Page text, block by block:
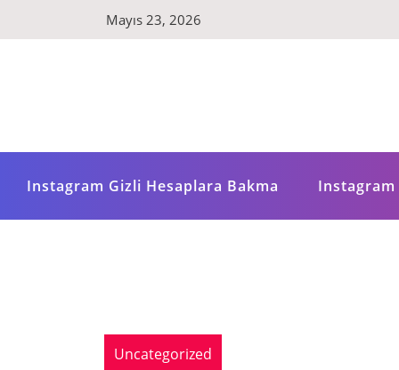
Mayıs 23, 2026
Instagram Gizli Hesaplara Bakma Instagram
Uncategorized